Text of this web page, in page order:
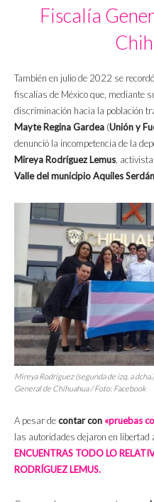
Fiscalía
También en julio de 2022 se
fiscalías de México que, mediante
discriminación hacia la población
Mayte Regina Gardea (Unión y
denunció la incompetencia de la
Mireya Rodríguez Lemus ,
Valle del municipio Aquiles Serdán
Mireya Rodríguez (segunda de izq. a
General de Chihuahua / Foto: Facebook
A pesar decontar con «pruebas
las autoridades dejaron en libertad
ENCUENTRAS TODO LO
RODRÍGUEZ LEMUS.